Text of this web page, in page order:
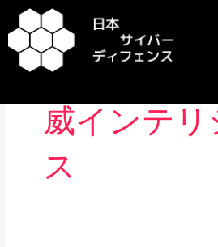
容
を
ッ
日本 サイ
威インテ
ス